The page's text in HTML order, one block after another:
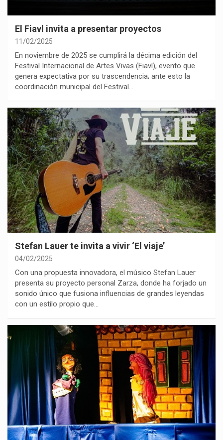
El Fiavl invita a presentar proyectos
11/02/2025
En noviembre de 2025 se cumplirá la décima edición del
Festival Internacional de Artes Vivas (Fiavl), evento que
genera expectativa por su trascendencia; ante esto la
coordinación municipal del Festival…
Stefan Lauer te invita a vivir ‘El viaje’
04/02/2025
Con una propuesta innovadora, el músico Stefan Lauer
presenta su proyecto personal Zarza, donde ha forjado un
sonido único que fusiona influencias de grandes leyendas
con un estilo propio que…